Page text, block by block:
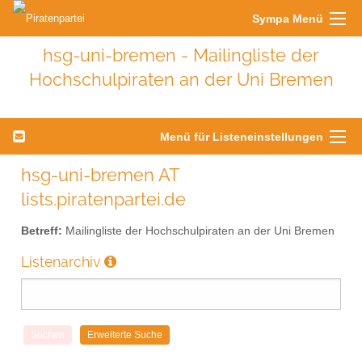
Sympa Menü
hsg-uni-bremen - Mailingliste der
Hochschulpiraten an der Uni Bremen
Menü für Listeneinstellungen
hsg-uni-bremen AT
lists.piratenpartei.de
Betreff: Mailingliste der Hochschulpiraten an der Uni Bremen
Listenarchiv